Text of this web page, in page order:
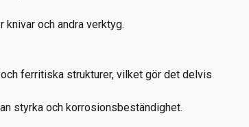
knivar och andra verktyg.
ferritiska strukturer, vilket gör det delvis
styrka och korrosionsbeständighet.